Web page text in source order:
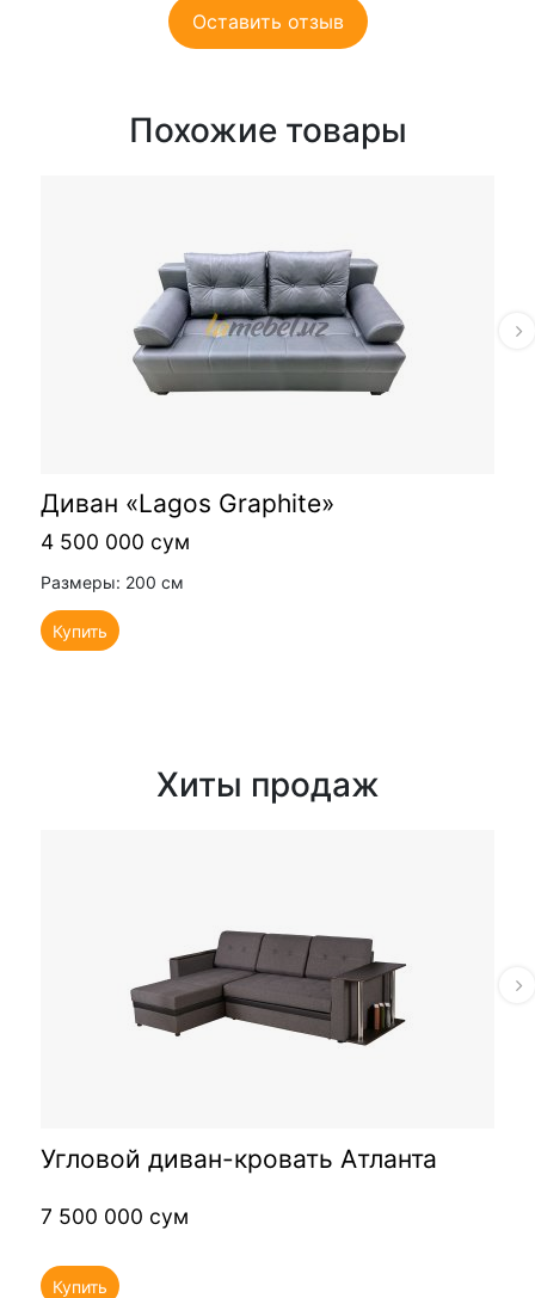
Оставить отзыв
Похожие товары
Диван «Lagos Graphite»
4 500 000 сум
Размеры: 200 см
Купить
Хиты продаж
Угловой диван-кровать Атланта
7 500 000 сум
Купить